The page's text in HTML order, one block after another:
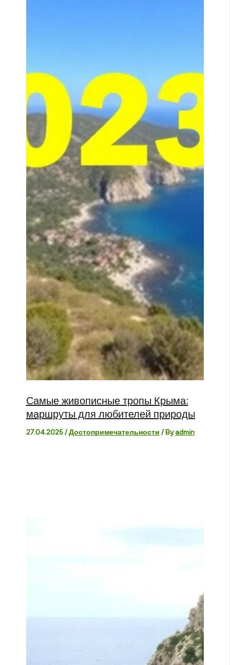
Самые живописные тропы Крыма:
маршруты для любителей природы
27.04.2025/Достопримечательности / Byadmin